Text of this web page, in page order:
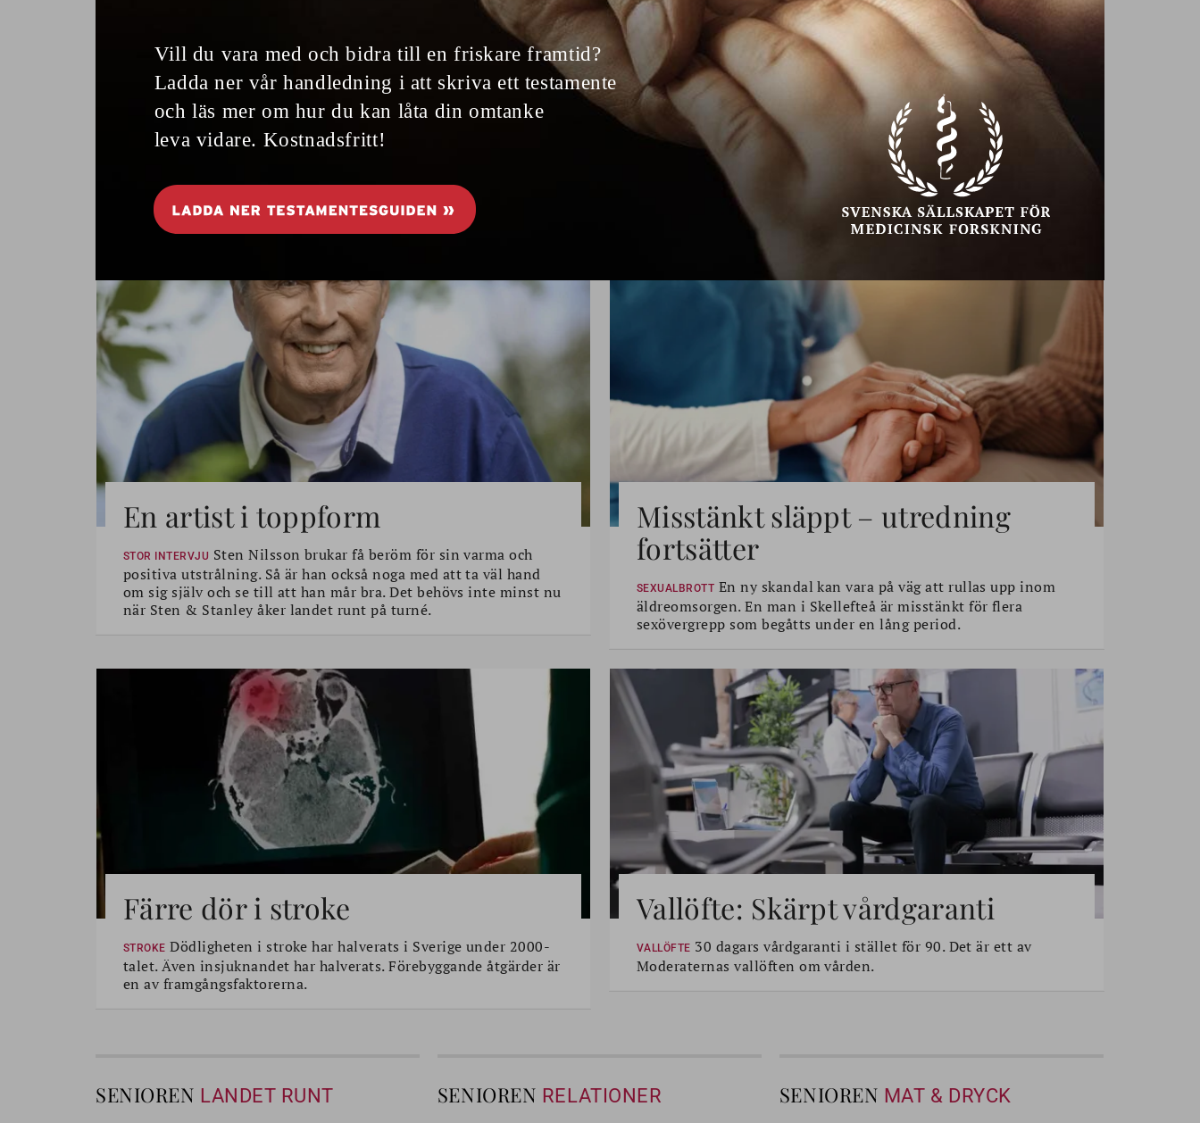
påsken
Det är roligt att ta ut svängarna
lite extra och ge en twist till
klassikerna på påskbordet. Vad sägs om
chorizo till äggen, lax på våfflan och
Små salladsskålar
med laxtartar
En härlig, smakrik laxtartar serverad i
ett krispigt salladsblad. Det är inte bara
gott utan även otroligt fräscht och lätt
Miniklämmor med
rensteksröra
PLOCKMATGoda miniklämmor med smak
av kallrökt renstek, riven pepparrot,
gräslök och smörgåskrasse.
En artist i toppform
STOR INTERVJU Sten Nilsson brukar få beröm för sin varma och
positiva utstrålning. Så är han också noga med att ta väl hand
om sig själv och se till att han mår bra. Det behövs inte minst nu
när Sten & Stanley åker landet runt på turné.
Misstänkt släppt – utredning
fortsätter
SEXUALBROTT En ny skandal kan vara på väg att rullas upp inom
äldreomsorgen. En man i Skellefteå är misstänkt för flera
sexövergrepp som begåtts under en lång period.
Färre dör i stroke
STROKE Dödligheten i stroke har halverats i Sverige under 2000-
talet. Även insjuknandet har halverats. Förebyggande åtgärder är
en av framgångsfaktorerna.
Vallöfte: Skärpt vårdgaranti
VALLÖFTE 30 dagars vårdgaranti i stället för 90. Det är ett av
Moderaternas vallöften om vården.
SENIOREN LANDET RUNT SENIOREN RELATIONER SENIOREN MAT & DRYCK